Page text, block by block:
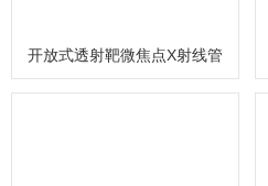
开放式透射靶微焦点X射线管